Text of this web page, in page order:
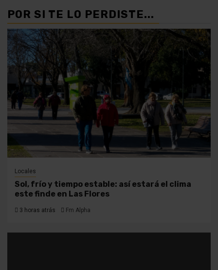
POR SI TE LO PERDISTE...
Locales
Sol, frío y tiempo estable: así estará el clima
este finde en Las Flores
3 horas atrás Fm Alpha